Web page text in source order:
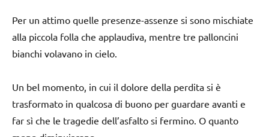
Per un attimo quelle presenze-assenze si sono mischiate
alla piccola folla che applaudiva, mentre tre palloncini
bianchi volavano in cielo.
Un bel momento, in cui il dolore della perdita si è
trasformato in qualcosa di buono per guardare avanti e
far sì che le tragedie dell’asfalto si fermino. O quanto